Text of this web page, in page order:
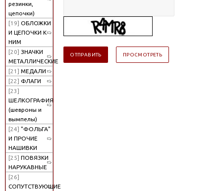
резинки,
цепочки)
[19] ОБЛОЖКИ
И ЦЕПОЧКИ К
НИМ
[20] ЗНАЧКИ
МЕТАЛЛИЧЕСКИЕ
[21] МЕДАЛИ
[22] ФЛАГИ
[23]
ШЕЛКОГРАФИЯ
(шевроны и
вымпелы)
[24] "ФОЛЬГА"
И ПРОЧИЕ
НАШИВКИ
[25] ПОВЯЗКИ
НАРУКАВНЫЕ
[26]
СОПУТСТВУЮЩИЕ